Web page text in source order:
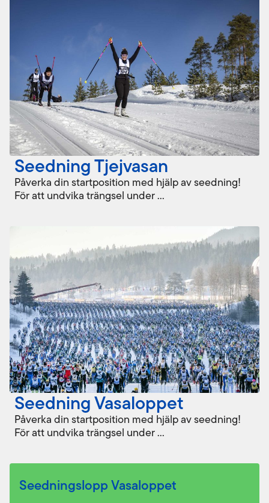
Seedning Tjejvasan
Påverka din startposition med hjälp av seedning!
För att undvika trängsel under ...
Seedning Vasaloppet
Påverka din startposition med hjälp av seedning!
För att undvika trängsel under ...
Seedningslopp Vasaloppet